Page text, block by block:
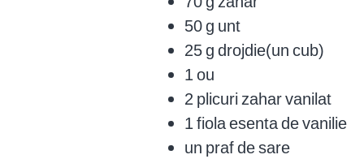
50 g unt
25 g drojdie(un cub)
1 ou
2 plicuri zahar vanilat
1 fiola esenta de vanilie
un praf de sare